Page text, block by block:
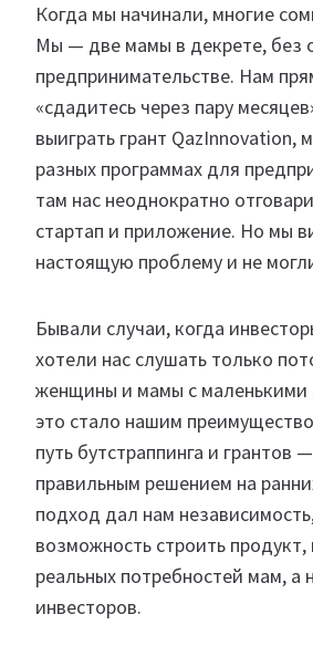
Когда мы начинали, многие
Мы — две мамы в декрете, без
предпринимательстве. Нам
«сдадитесь через пару
выиграть грант QazInnovation,
разных программах для
там нас неоднократно
стартап и приложение. Но мы
настоящую проблему и не
Бывали случаи, когда
хотели нас слушать только
женщины и мамы с маленькими
это стало нашим
путь бутстраппинга и грантов
правильным решением на
подход дал нам
возможность строить продукт,
реальных потребностей мам, а
инвесторов.